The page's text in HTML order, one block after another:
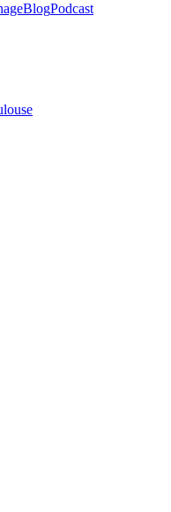
BlogPodcast